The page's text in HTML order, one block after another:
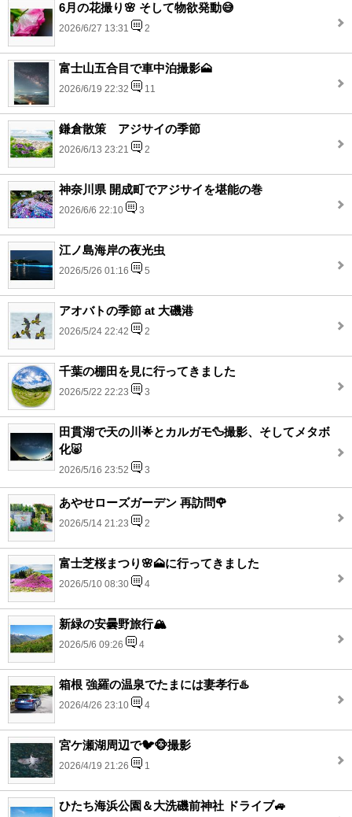
6月の花撮り🌸 そして物欲発動😅
2026/6/27 13:31 2
富士山五合目で車中泊撮影🗻
2026/6/19 22:32 11
鎌倉散策 アジサイの季節
2026/6/13 23:21 2
神奈川県 開成町でアジサイを堪能の巻
2026/6/6 22:10 3
江ノ島海岸の夜光虫
2026/5/26 01:16 5
アオバトの季節 at 大磯港
2026/5/24 22:42 2
千葉の棚田を見に行ってきました
2026/5/22 22:23 3
田貫湖で天の川🌟とカルガモ🦆撮影、そしてメタボ
化🐷
2026/5/16 23:52 3
あやせローズガーデン 再訪問🌹
2026/5/14 21:23 2
富士芝桜まつり🌸🗻に行ってきました
2026/5/10 08:30 4
新緑の安曇野旅行🏔
2026/5/6 09:26 4
箱根 強羅の温泉でたまには妻孝行♨️
2026/4/26 23:10 4
宮ケ瀬湖周辺で🐦🐵撮影
2026/4/19 21:26 1
ひたち海浜公園＆大洗磯前神社 ドライブ🚙